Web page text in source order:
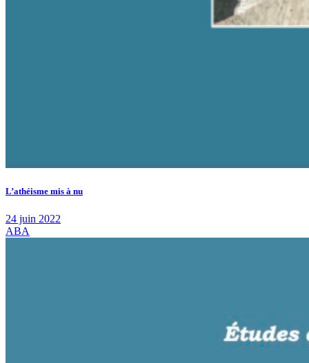
L’athéisme mis à nu
24 juin 2022
ABA